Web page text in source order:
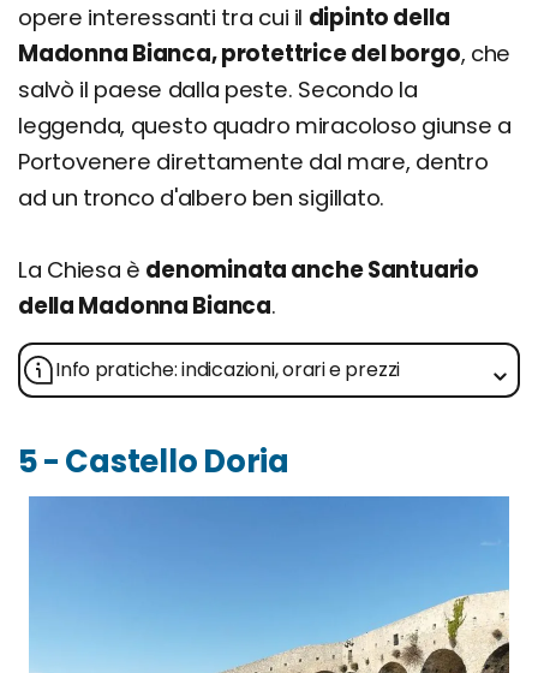
opere interessanti tra cui il dipinto della
Madonna Bianca, protettrice del borgo, che
salvò il paese dalla peste. Secondo la
leggenda, questo quadro miracoloso giunse a
Portovenere direttamente dal mare, dentro
ad un tronco d'albero ben sigillato.
La Chiesa è denominata anche Santuario
della Madonna Bianca.
Info pratiche: indicazioni, orari e prezzi
5 - Castello Doria